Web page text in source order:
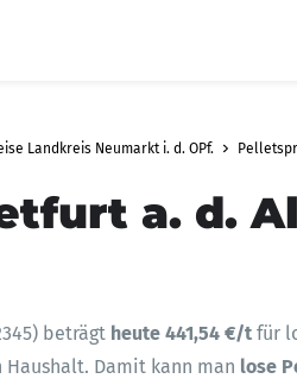
Landkreis Neumarkt i. d. OPf.
a. d.
beträgt heute 441,54 €/t für
Damit kann man lose